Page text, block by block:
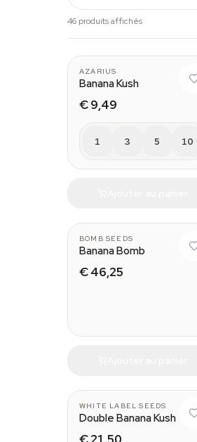
46 produits affichés
AZARIUS
Banana Kush
€ 9,49
1 3 5 10
BOMB SEEDS
Banana Bomb
€ 46,25
WHITE LABEL SEEDS
Double Banana Kush